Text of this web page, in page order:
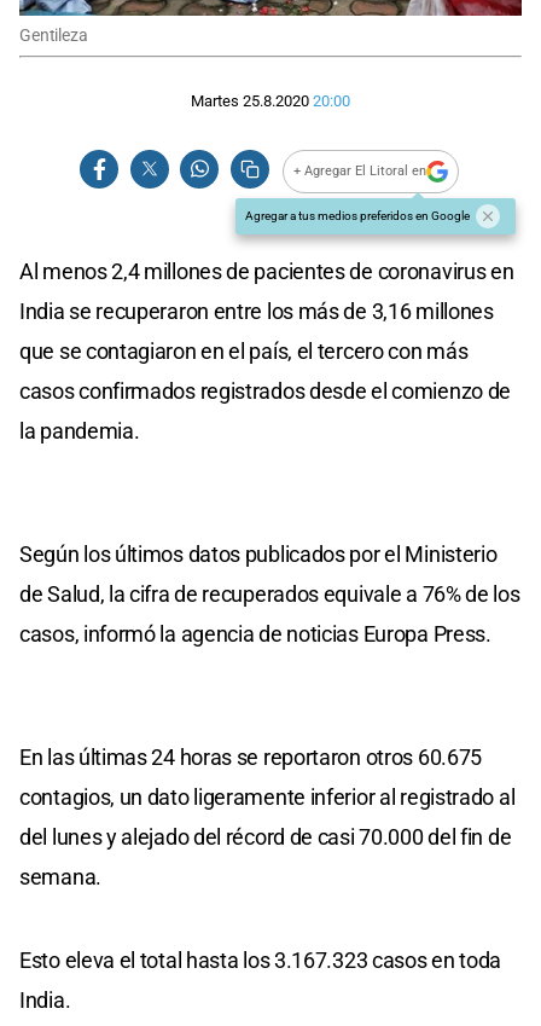
Gentileza
Martes 25.8.2020 20:00
+ Agregar El Litoral en
Agregar a tus medios preferidos en Google
Al menos 2,4 millones de pacientes de coronavirus en
India se recuperaron entre los más de 3,16 millones
que se contagiaron en el país, el tercero con más
casos confirmados registrados desde el comienzo de
la pandemia.
Según los últimos datos publicados por el Ministerio
de Salud, la cifra de recuperados equivale a 76% de los
casos, informó la agencia de noticias Europa Press.
En las últimas 24 horas se reportaron otros 60.675
contagios, un dato ligeramente inferior al registrado al
del lunes y alejado del récord de casi 70.000 del fin de
semana.
Esto eleva el total hasta los 3.167.323 casos en toda
India.